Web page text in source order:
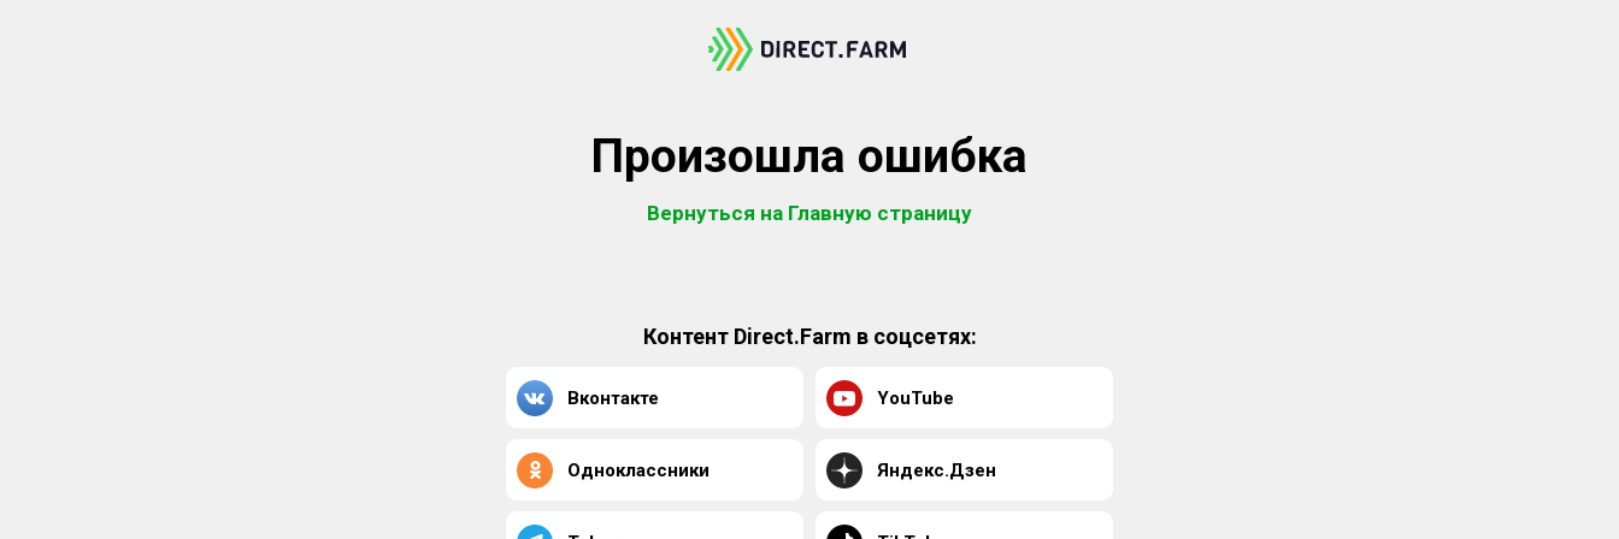
Произошла ошибка
Вернуться на Главную страницу
Контент Direct.Farm в соцсетях:
Вконтакте YouTube
Одноклассники Яндекс.Дзен